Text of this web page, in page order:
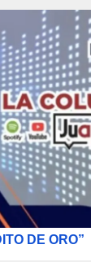
DE ORO”